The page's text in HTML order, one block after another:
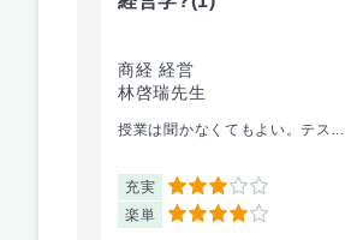
商経 経営
林啓瑞先生
授業は聞かなくてもよい。テス...
充実 3
楽単 4